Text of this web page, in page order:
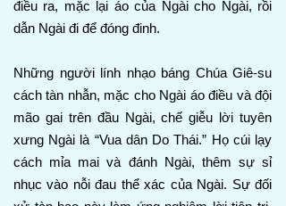
điều ra, mặc lại áo của Ngài cho Ngài, rồi
dẫn Ngài đi để đóng đinh.
Những người lính nhạo báng Chúa Giê-su
cách tàn nhẫn, mặc cho Ngài áo điều và đội
mão gai trên đầu Ngài, chế giễu lời tuyên
xưng Ngài là “Vua dân Do Thái.” Họ cúi lạy
cách mỉa mai và đánh Ngài, thêm sự sỉ
nhục vào nỗi đau thể xác của Ngài. Sự đối